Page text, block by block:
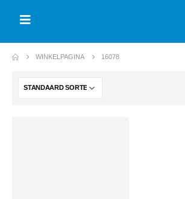
WINKELPAGINA 16078